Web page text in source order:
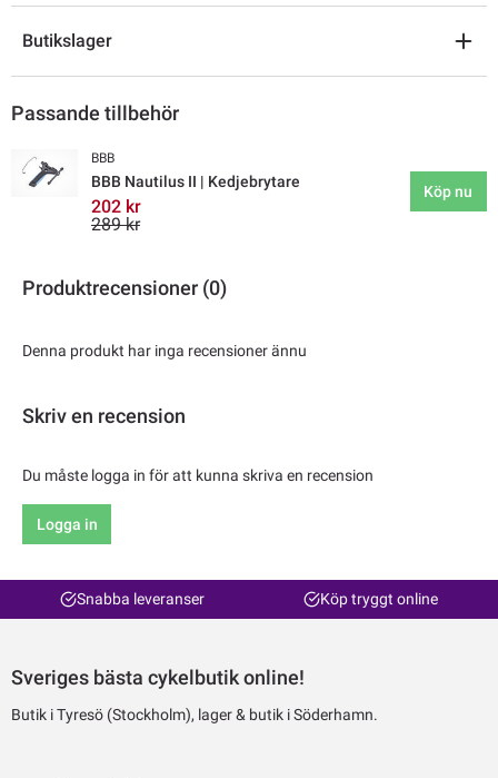
Butikslager
Passande tillbehör
BBB
BBB Nautilus II | Kedjebrytare
202 kr
289 kr
Köp nu
Produktrecensioner (0)
Denna produkt har inga recensioner ännu
Skriv en recension
Du måste logga in för att kunna skriva en recension
Logga in
Snabba leveranser Köp tryggt online
Sveriges bästa cykelbutik online!
Butik i Tyresö (Stockholm), lager & butik i Söderhamn.